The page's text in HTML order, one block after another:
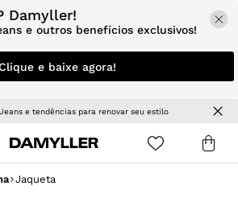
Damyller!
e outros benefícios exclusivos!
e baixe agora!
e tendências para renovar seu estilo
Jaqueta